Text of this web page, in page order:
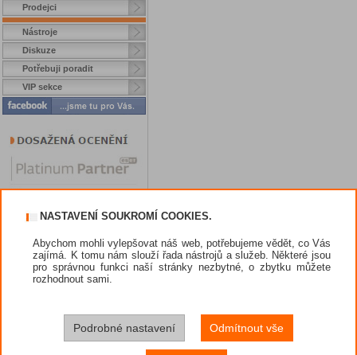
Prodejci
Nástroje
Diskuze
Potřebuji poradit
VIP sekce
NASTAVENÍ SOUKROMÍ COOKIES.
Abychom mohli vylepšovat náš web, potřebujeme vědět, co Vás
zajímá. K tomu nám slouží řada nástrojů a služeb. Některé jsou
pro správnou funkci naší stránky nezbytné, o zbytku můžete
rozhodnout sami.
Podrobné nastavení Odmítnout vše